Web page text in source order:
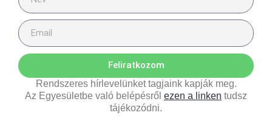
Feliratkozom
Rendszeres hírlevelünket tagjaink kapják meg.
Az Egyesületbe való belépésről ezen a linken tudsz
tájékozódni.